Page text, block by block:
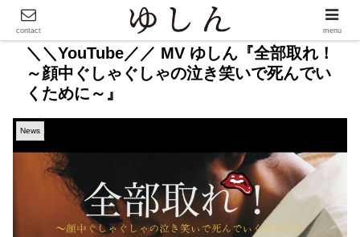
＼＼YouTube／／ MV ゆしん『全部取れ！
～顔中ぐしゃぐしゃの泣き笑いで死んでい
くために～』
News
contact menu